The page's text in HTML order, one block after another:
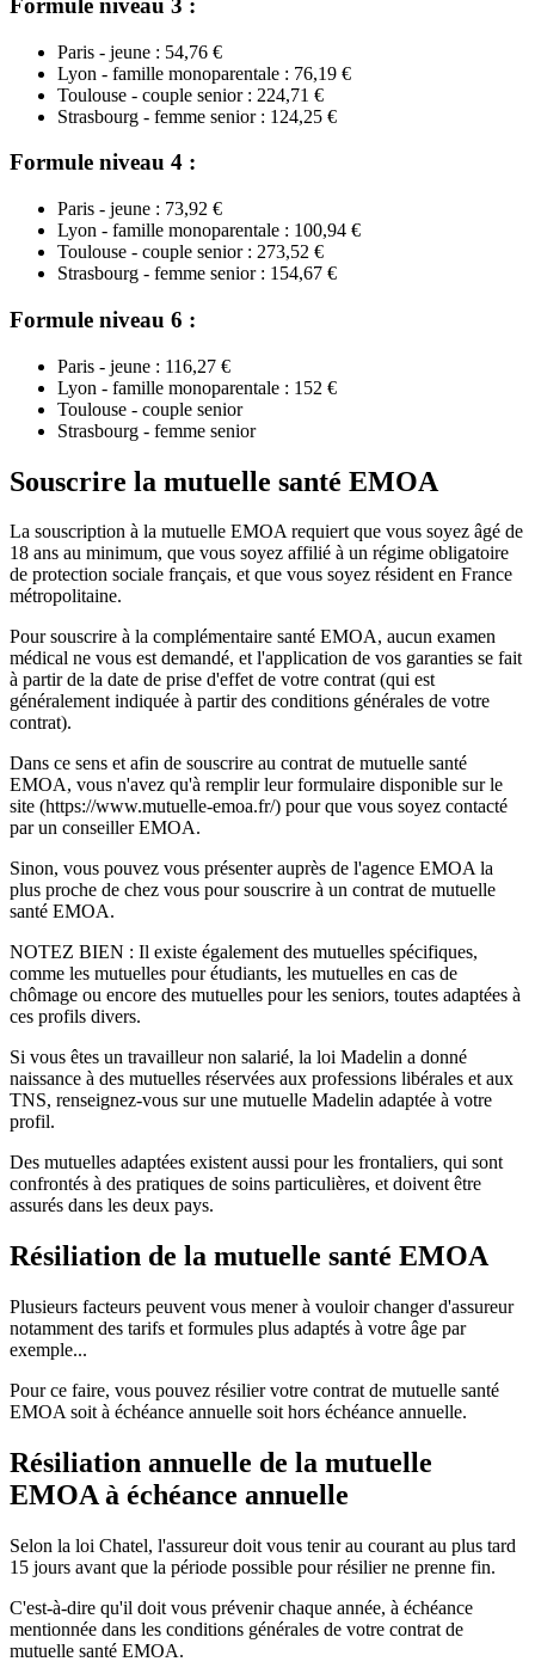
Formule niveau 3 :
Paris - jeune : 54,76 €
Lyon - famille monoparentale : 76,19 €
Toulouse - couple senior : 224,71 €
Strasbourg - femme senior : 124,25 €
Formule niveau 4 :
Paris - jeune : 73,92 €
Lyon - famille monoparentale : 100,94 €
Toulouse - couple senior : 273,52 €
Strasbourg - femme senior : 154,67 €
Formule niveau 6 :
Paris - jeune : 116,27 €
Lyon - famille monoparentale : 152 €
Toulouse - couple senior
Strasbourg - femme senior
Souscrire la mutuelle santé EMOA
La souscription à la mutuelle EMOA requiert que vous soyez âgé de
18 ans au minimum, que vous soyez affilié à un régime obligatoire
de protection sociale français, et que vous soyez résident en France
métropolitaine.
Pour souscrire à la complémentaire santé EMOA, aucun examen
médical ne vous est demandé, et l'application de vos garanties se fait
à partir de la date de prise d'effet de votre contrat (qui est
généralement indiquée à partir des conditions générales de votre
contrat).
Dans ce sens et afin de souscrire au contrat de mutuelle santé
EMOA, vous n'avez qu'à remplir leur formulaire disponible sur le
site (https://www.mutuelle-emoa.fr/) pour que vous soyez contacté
par un conseiller EMOA.
Sinon, vous pouvez vous présenter auprès de l'agence EMOA la
plus proche de chez vous pour souscrire à un contrat de mutuelle
santé EMOA.
NOTEZ BIEN : Il existe également des mutuelles spécifiques,
comme les mutuelles pour étudiants, les mutuelles en cas de
chômage ou encore des mutuelles pour les seniors, toutes adaptées à
ces profils divers.
Si vous êtes un travailleur non salarié, la loi Madelin a donné
naissance à des mutuelles réservées aux professions libérales et aux
TNS, renseignez-vous sur une mutuelle Madelin adaptée à votre
profil.
Des mutuelles adaptées existent aussi pour les frontaliers, qui sont
confrontés à des pratiques de soins particulières, et doivent être
assurés dans les deux pays.
Résiliation de la mutuelle santé EMOA
Plusieurs facteurs peuvent vous mener à vouloir changer d'assureur
notamment des tarifs et formules plus adaptés à votre âge par
exemple...
Pour ce faire, vous pouvez résilier votre contrat de mutuelle santé
EMOA soit à échéance annuelle soit hors échéance annuelle.
Résiliation annuelle de la mutuelle
EMOA à échéance annuelle
Selon la loi Chatel, l'assureur doit vous tenir au courant au plus tard
15 jours avant que la période possible pour résilier ne prenne fin.
C'est-à-dire qu'il doit vous prévenir chaque année, à échéance
mentionnée dans les conditions générales de votre contrat de
mutuelle santé EMOA.